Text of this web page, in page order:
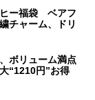
ヒー福袋 ベアフ
チャーム、ドリ
ボリューム満点
“1210円”お得